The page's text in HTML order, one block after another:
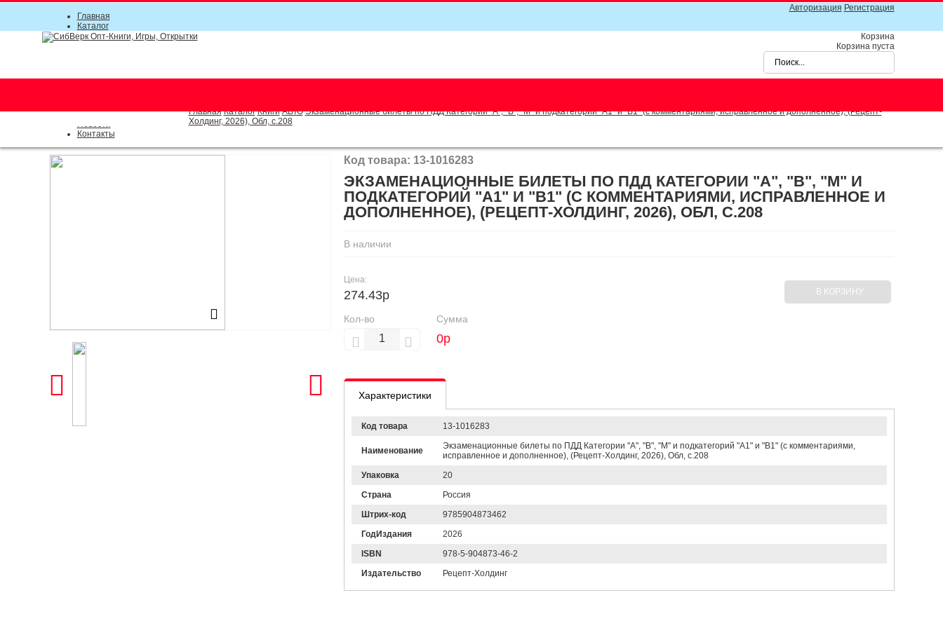
Авторизация Регистрация
Главная
Каталог
Прайс-листы
Доставка
Новости
Контакты
Корзина
Корзина пуста
Главная Каталог Книги АВТО Экзаменационные билеты по ПДД Категории "А", "В", "М" и подкатегорий "А1" и "В1" (с комментариями, исправленное и дополненное), (Рецепт-
Холдинг, 2026), Обл, c.208
Код товара: 13-1016283
ЭКЗАМЕНАЦИОННЫЕ БИЛЕТЫ ПО ПДД КАТЕГОРИИ "А", "В", "М" И
ПОДКАТЕГОРИЙ "А1" И "В1" (С КОММЕНТАРИЯМИ, ИСПРАВЛЕННОЕ И
ДОПОЛНЕННОЕ), (РЕЦЕПТ-ХОЛДИНГ, 2026), ОБЛ, C.208
В наличии
Цена:
274.43р
Кол-во Сумма
0р
В КОРЗИНУ
Характеристики
Код товара 13-1016283
Наименование
Экзаменационные билеты по ПДД Категории "А", "В", "М" и подкатегорий "А1" и "В1" (с комментариями,
исправленное и дополненное), (Рецепт-Холдинг, 2026), Обл, c.208
Упаковка
20
Страна
Россия
Штрих-код
9785904873462
ГодИздания
2026
ISBN
978-5-904873-46-2
Издательство
Рецепт-Холдинг